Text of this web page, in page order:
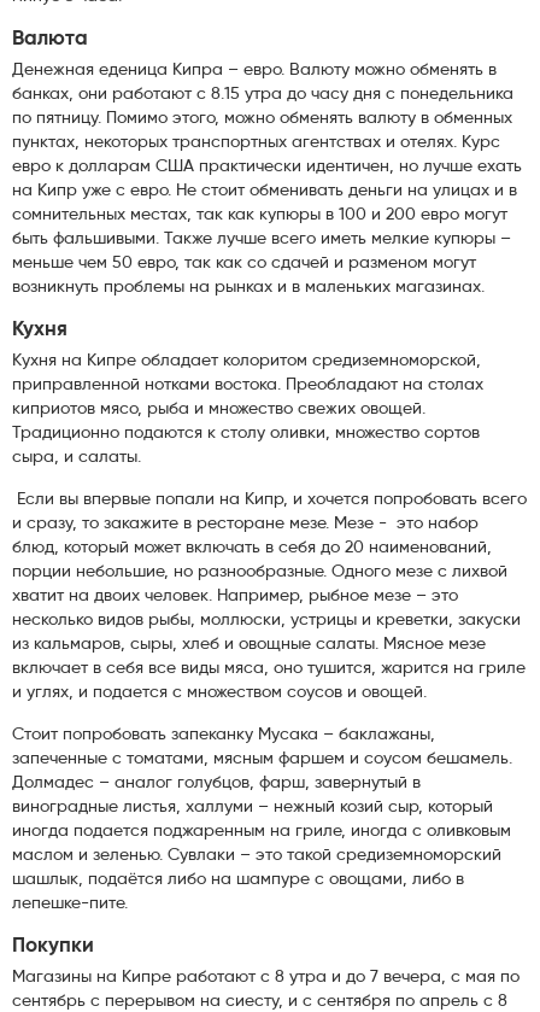
Валюта
Денежная еденица Кипра – евро. Валюту можно обменять в
банках, они работают с 8.15 утра до часу дня с понедельника
по пятницу. Помимо этого, можно обменять валюту в обменных
пунктах, некоторых транспортных агентствах и отелях. Курс
евро к долларам США практически идентичен, но лучше ехать
на Кипр уже с евро. Не стоит обменивать деньги на улицах и в
сомнительных местах, так как купюры в 100 и 200 евро могут
быть фальшивыми. Также лучше всего иметь мелкие купюры –
меньше чем 50 евро, так как со сдачей и разменом могут
возникнуть проблемы на рынках и в маленьких магазинах.
Кухня
Кухня на Кипре обладает колоритом средиземноморской,
приправленной нотками востока. Преобладают на столах
киприотов мясо, рыба и множество свежих овощей.
Традиционно подаются к столу оливки, множество сортов
сыра, и салаты.
Если вы впервые попали на Кипр, и хочется попробовать всего
и сразу, то закажите в ресторане мезе. Мезе - это набор
блюд, который может включать в себя до 20 наименований,
порции небольшие, но разнообразные. Одного мезе с лихвой
хватит на двоих человек. Например, рыбное мезе – это
несколько видов рыбы, моллюски, устрицы и креветки, закуски
из кальмаров, сыры, хлеб и овощные салаты. Мясное мезе
включает в себя все виды мяса, оно тушится, жарится на гриле
и углях, и подается с множеством соусов и овощей.
Стоит попробовать запеканку Мусака – баклажаны,
запеченные с томатами, мясным фаршем и соусом бешамель.
Долмадес – аналог голубцов, фарш, завернутый в
виноградные листья, халлуми – нежный козий сыр, который
иногда подается поджаренным на гриле, иногда с оливковым
маслом и зеленью. Сувлаки – это такой средиземноморский
шашлык, подаётся либо на шампуре с овощами, либо в
лепешке-пите.
Покупки
Магазины на Кипре работают с 8 утра и до 7 вечера, с мая по
сентябрь с перерывом на сиесту, и с сентября по апрель с 8